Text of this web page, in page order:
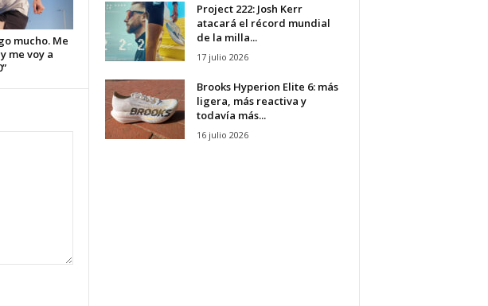
mucho. Me
me voy a
Project 222: Josh Kerr
atacará el récord mundial
de la milla...
17 julio 2026
Brooks Hyperion Elite 6: más
ligera, más reactiva y
todavía más...
16 julio 2026